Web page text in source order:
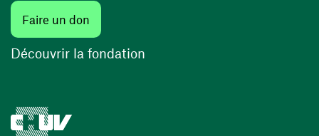
Faire un don
Découvrir la fondation